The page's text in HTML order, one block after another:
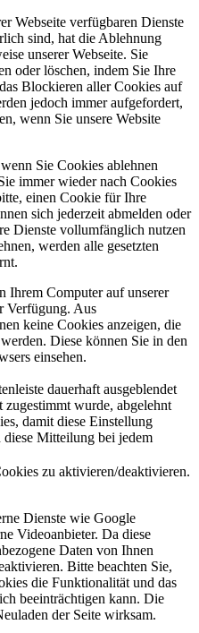
Webseite verfügbaren Dienste
sind, hat die Ablehnung
unserer Webseite. Sie
oder löschen, indem Sie Ihre
Blockieren aller Cookies auf
jedoch immer aufgefordert,
wenn Sie unsere Website
Sie Cookies ablehnen
immer wieder nach Cookies
einen Cookie für Ihre
sich jederzeit abmelden oder
Dienste vollumfänglich nutzen
werden alle gesetzten
Ihrem Computer auf unserer
Verfügung. Aus
keine Cookies anzeigen, die
Diese können Sie in den
einsehen.
dauerhaft ausgeblendet
wurde, abgelehnt
damit diese Einstellung
Mitteilung bei jedem
zu aktivieren/deaktivieren.
Dienste wie Google
Videoanbieter. Da diese
Daten von Ihnen
Bitte beachten Sie,
die Funktionalität und das
beeinträchtigen kann. Die
der Seite wirksam.